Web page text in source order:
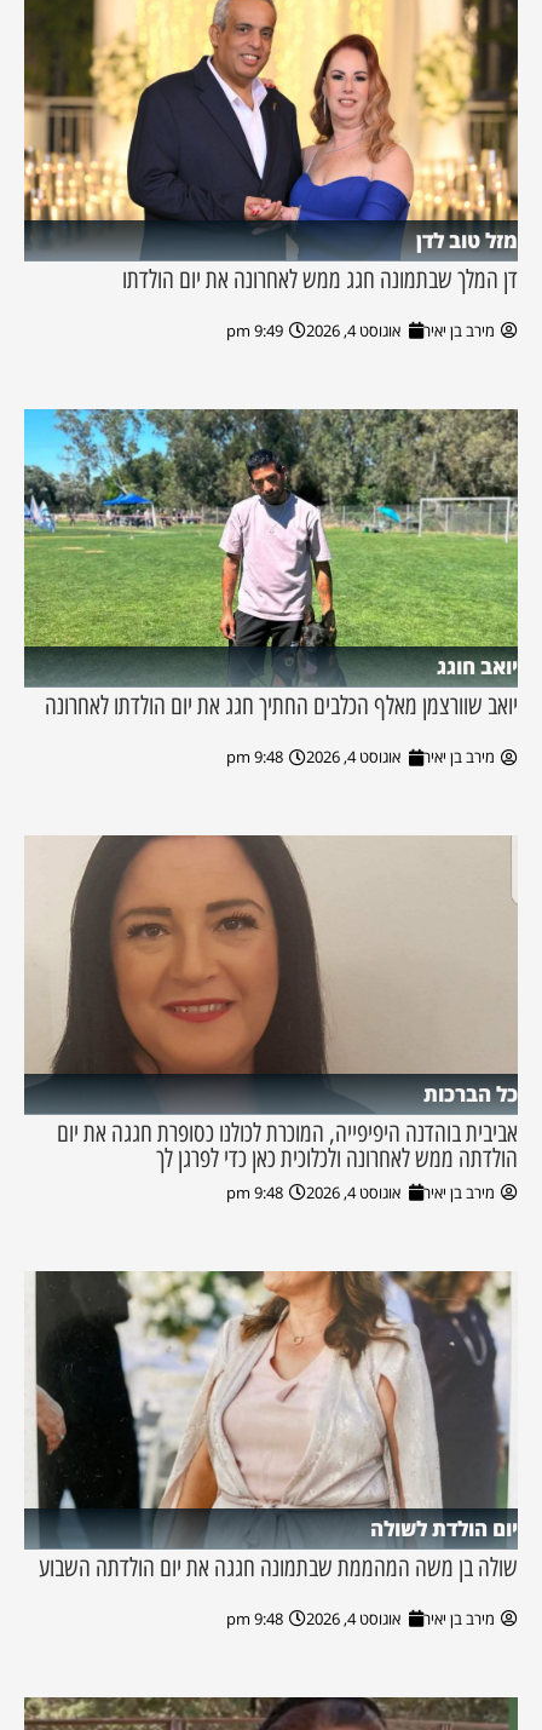
מזל טוב לדן
דן המלך שבתמונה חגג ממש לאחרונה את יום הולדתו
מירב בן יאיר אוגוסט 4, 2026 9:49 pm
יואב חוגג
יואב שוורצמן מאלף הכלבים החתיך חגג את יום הולדתו לאחרונה
מירב בן יאיר אוגוסט 4, 2026 9:48 pm
כל הברכות
אביבית בוהדנה היפיפייה, המוכרת לכולנו כסופרת חגגה את יום
הולדתה ממש לאחרונה ולכלוכית כאן כדי לפרגן לך
מירב בן יאיר אוגוסט 4, 2026 9:48 pm
יום הולדת לשולה
שולה בן משה המהממת שבתמונה חגגה את יום הולדתה השבוע
מירב בן יאיר אוגוסט 4, 2026 9:48 pm